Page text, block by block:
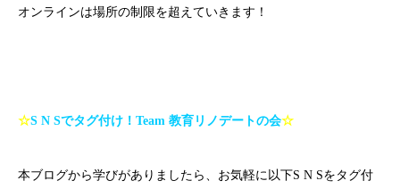
オンラインは場所の制限を超えていきます！
☆S N Sでタグ付け！ Team 教育リノデートの会☆
本ブログから学びがありましたら、お気軽に以下S N Sをタグ付